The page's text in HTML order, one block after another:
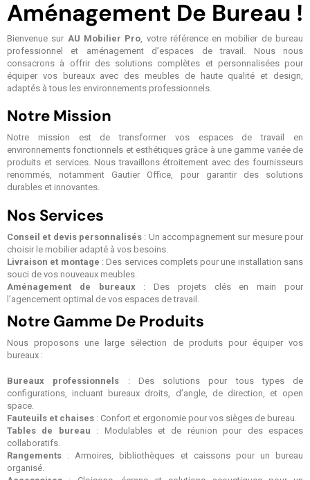
Aménagement De Bureau !
Bienvenue sur AU Mobilier Pro , votre référence en mobilier de bureau
professionnel et aménagement d’espaces de travail. Nous nous
consacrons à offrir des solutions complètes et personnalisées pour
équiper vos bureaux avec des meubles de haute qualité et design,
adaptés à tous les environnements professionnels.
Notre Mission
Notre mission est de transformer vos espaces de travail en
environnements fonctionnels et esthétiques grâce à une gamme variée de
produits et services. Nous travaillons étroitement avec des fournisseurs
renommés, notamment Gautier Office, pour garantir des solutions
durables et innovantes.
Nos Services
Conseil et devis personnalisés : Un accompagnement sur mesure pour
choisir le mobilier adapté à vos besoins.
Livraison et montage : Des services complets pour une installation sans
souci de vos nouveaux meubles.
Aménagement de bureaux: Des projets clés en main pour
l’agencement optimal de vos espaces de travail.
Notre Gamme De Produits
Nous proposons une large sélection de produits pour équiper vos
bureaux :
Bureaux professionnels : Des solutions pour tous types de
configurations, incluant bureaux droits, d’angle, de direction, et open
space.
Fauteuils et chaises : Confort et ergonomie pour vos sièges de bureau.
Tables de bureau : Modulables et de réunion pour des espaces
collaboratifs.
Rangements : Armoires, bibliothèques et caissons pour un bureau
organisé.